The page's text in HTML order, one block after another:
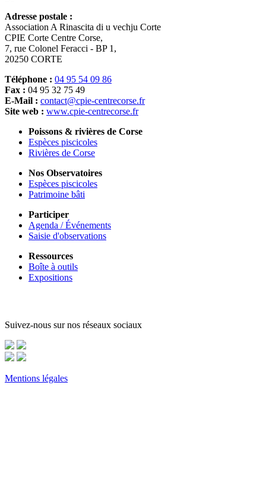
Adresse postale :
Association A Rinascita di u vechju Corte
CPIE Corte Centre Corse,
7, rue Colonel Feracci - BP 1,
20250 CORTE
Téléphone : 04 95 54 09 86
Fax : 04 95 32 75 49
E-Mail : contact@cpie-centrecorse.fr
Site web : www.cpie-centrecorse.fr
Poissons & rivières de Corse
Espèces piscicoles
Rivières de Corse
Nos Observatoires
Espèces piscicoles
Patrimoine bâti
Participer
Agenda / Événements
Saisie d'observations
Ressources
Boîte à outils
Expositions
Suivez-nous sur nos réseaux sociaux
Mentions légales